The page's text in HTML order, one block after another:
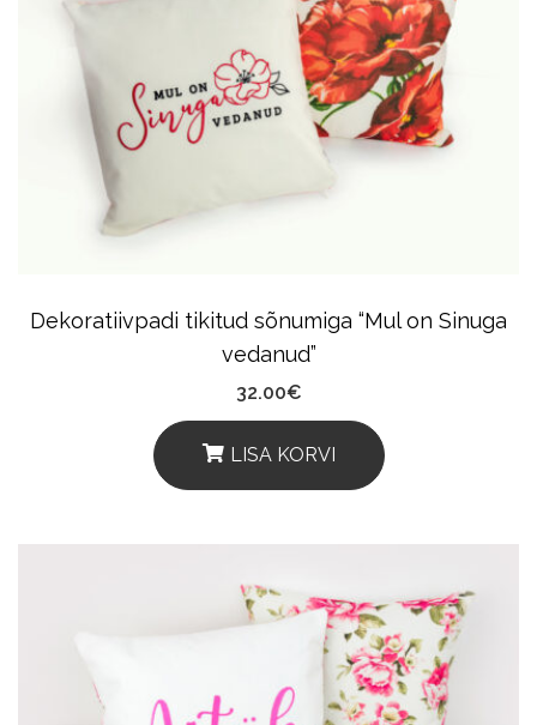
Dekoratiivpadi tikitud sõnumiga “Mul on Sinuga
vedanud”
32.00€
LISA KORVI